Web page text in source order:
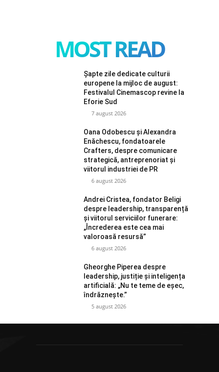
MOST READ
Șapte zile dedicate culturii
europene la mijloc de august:
Festivalul Cinemascop revine la
Eforie Sud
7 august 2026
Oana Odobescu și Alexandra
Enăchescu, fondatoarele
Crafters, despre comunicare
strategică, antreprenoriat și
viitorul industriei de PR
6 august 2026
Andrei Cristea, fondator Beligi
despre leadership, transparență
și viitorul serviciilor funerare:
„Încrederea este cea mai
valoroasă resursă”
6 august 2026
Gheorghe Piperea despre
leadership, justiție și inteligența
artificială: „Nu te teme de eșec,
îndrăznește.”
5 august 2026